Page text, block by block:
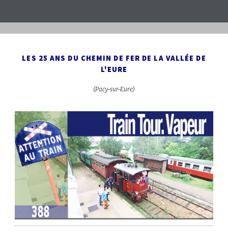
LES 25 ANS DU CHEMIN DE FER DE LA VALLÉE DE
L'EURE
(Pacy-sur-Eure)